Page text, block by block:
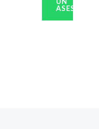
UN
ASESOR